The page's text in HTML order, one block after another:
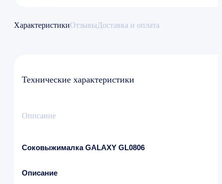
ХарактеристикиОтзывыДоставка и оплата
Технические характеристики
Описание
Соковыжималка GALAXY GL0806
Описание